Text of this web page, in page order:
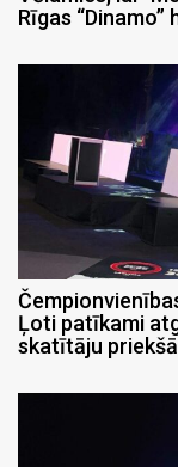
Rīgas “Dinamo”
Ļoti patīkami
skatītāju priekšā